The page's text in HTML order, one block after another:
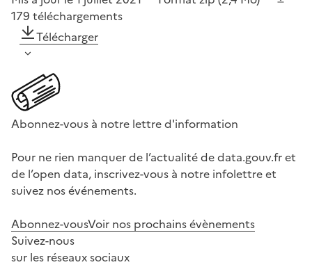
179 téléchargements
Télécharger
Abonnez-vous à notre lettre d'information
Pour ne rien manquer de l’actualité de data.gouv.fr et
de l’open data, inscrivez-vous à notre infolettre et
suivez nos événements.
Abonnez-vousVoir nos prochains évènements
Suivez-nous
sur les réseaux sociaux